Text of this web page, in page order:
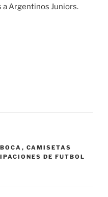
Argentinos Juniors.
, CAMISETAS
DE FUTBOL